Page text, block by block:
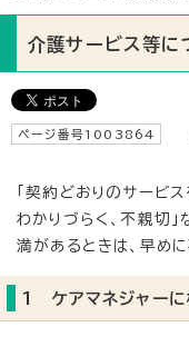
介護サービス等に
ページ番号1003864
「契約どおりのサービ
わかりづらく、不親切
満があるときは、早め
1 ケアマネジャーに